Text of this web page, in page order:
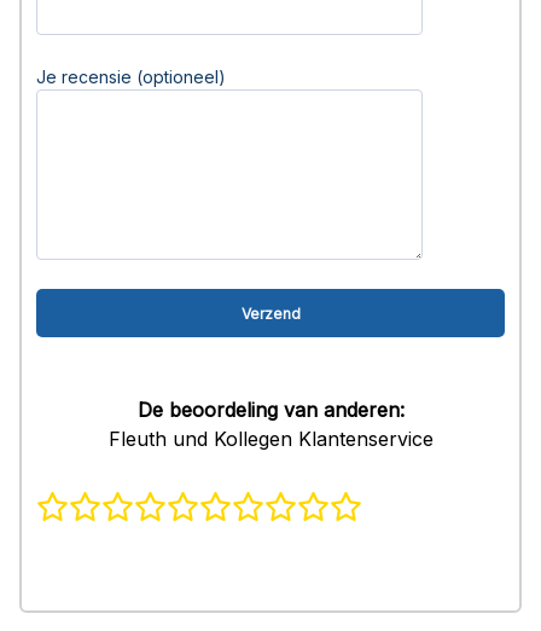
Je recensie (optioneel)
De beoordeling van anderen:
Fleuth und Kollegen Klantenservice